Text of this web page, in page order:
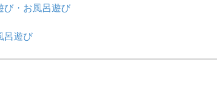
び・お風呂遊び
呂遊び